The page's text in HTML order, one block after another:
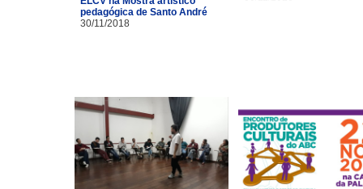
pedagógica de Santo André
30/11/2018